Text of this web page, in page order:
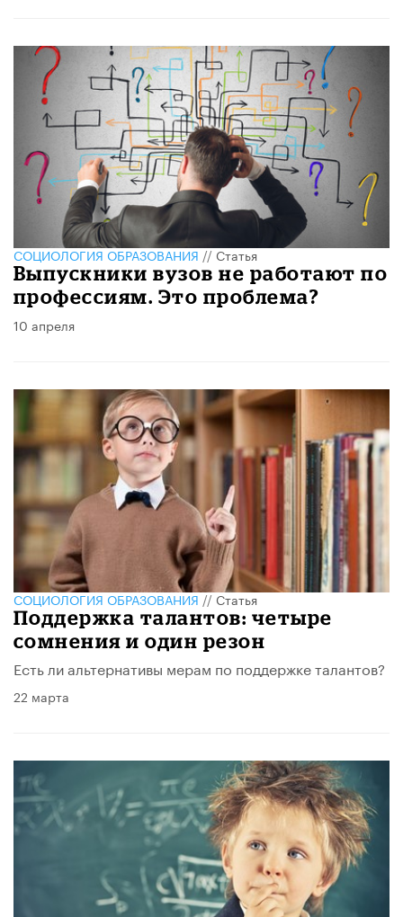
CОЦИОЛОГИЯ ОБРАЗОВАНИЯ//Статья
Выпускники вузов не работают по
профессиям. Это проблема?
10 апреля
CОЦИОЛОГИЯ ОБРАЗОВАНИЯ//Статья
Поддержка талантов: четыре
сомнения и один резон
Есть ли альтернативы мерам по поддержке талантов?
22 марта